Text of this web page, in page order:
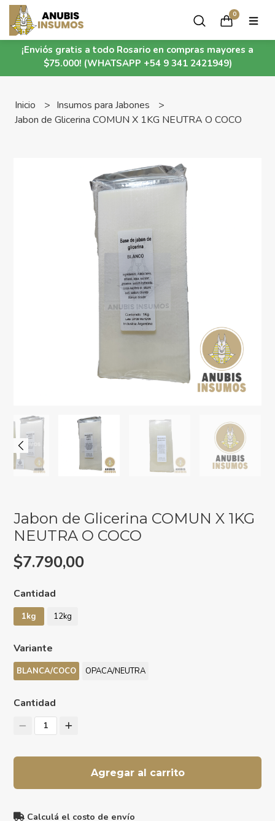
¡Enviós gratis a todo Rosario en compras mayores a
$75.000! (WHATSAPP +54 9 341 2421949)
0
Inicio
Insumos para Jabones
Jabon de Glicerina COMUN X 1KG NEUTRA O COCO
Jabon de Glicerina COMUN X 1KG
NEUTRA O COCO
$7.790,00
Cantidad
1kg 12kg
Variante
BLANCA/COCO OPACA/NEUTRA
Cantidad
1
Agregar al carrito
Calculá el costo de envío